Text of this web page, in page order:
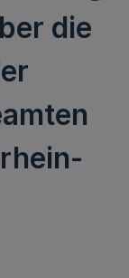
die